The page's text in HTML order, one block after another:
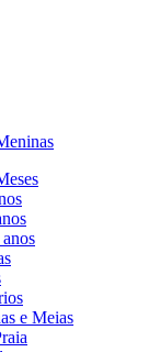
e Meias